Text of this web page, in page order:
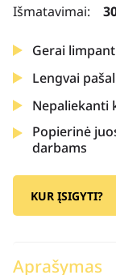
Išmatavimai:
Gerai
Lengvai
Nepaliekanti
Popierinė
darbams
KUR ĮSIGYTI?
Aprašymas